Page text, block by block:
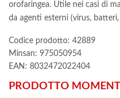
orofaringea. Utile nei casi di
da agenti esterni (virus,
Codice prodotto: 42889
Minsan: 975050954
EAN: 8032472022404
PRODOTTO